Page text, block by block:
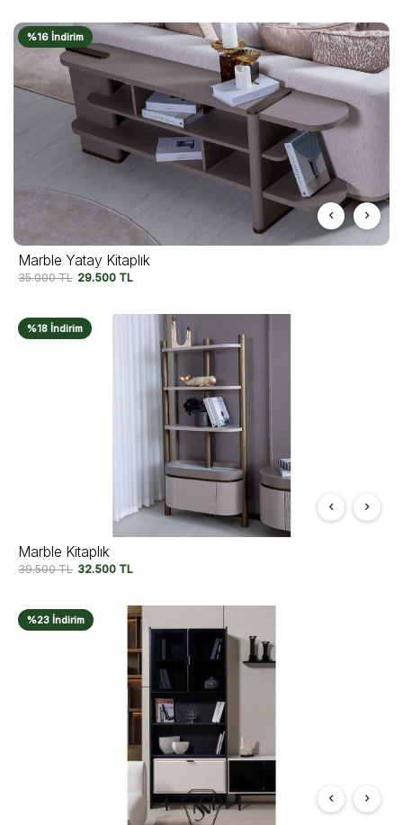
%16 İndirim
Marble Yatay Kitaplık
35.000TL 29.500 TL
%18 İndirim
Marble Kitaplık
39.500TL 32.500 TL
%23 İndirim